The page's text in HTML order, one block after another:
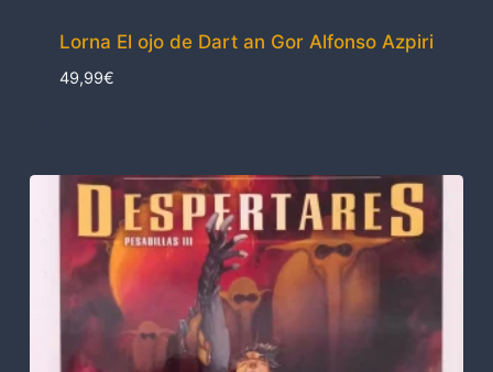
Lorna El ojo de Dart an Gor Alfonso Azpiri
49,99€